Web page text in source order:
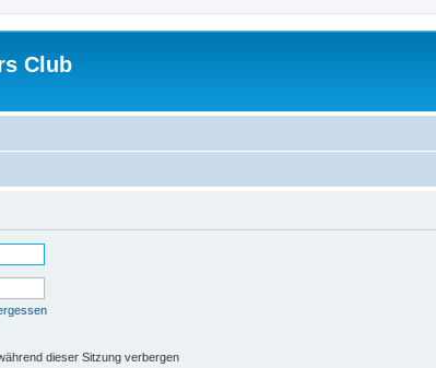
Club
dieser Sitzung verbergen